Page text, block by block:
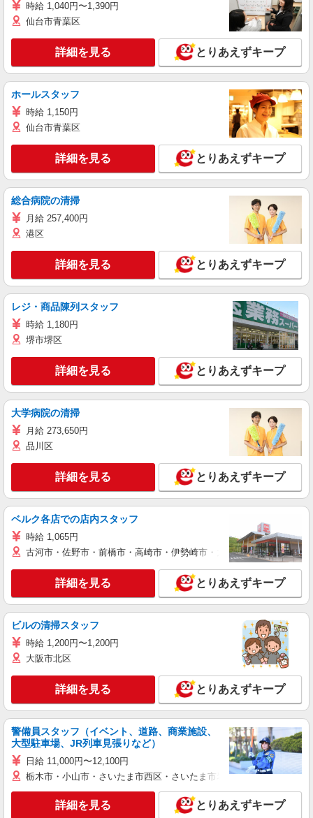
時給 1,040円〜1,390円
仙台市青葉区
詳細を見る とりあえずキープ
ホールスタッフ
時給 1,150円
仙台市青葉区
詳細を見る とりあえずキープ
総合病院の清掃
月給 257,400円
港区
詳細を見る とりあえずキープ
レジ・商品陳列スタッフ
時給 1,180円
堺市堺区
詳細を見る とりあえずキープ
大学病院の清掃
月給 273,650円
品川区
詳細を見る とりあえずキープ
ベルク各店での店内スタッフ
時給 1,065円
古河市・佐野市・前橋市・高崎市・伊勢崎市・太田市・館林市・藤
詳細を見る とりあえずキープ
ビルの清掃スタッフ
時給 1,200円〜1,200円
大阪市北区
詳細を見る とりあえずキープ
警備員スタッフ（イベント、道路、商業施設、
大型駐車場、JR列車見張りなど）
日給 11,000円〜12,100円
栃木市・小山市・さいたま市西区・さいたま市岩槻区・久喜市・蓮田
詳細を見る とりあえずキープ